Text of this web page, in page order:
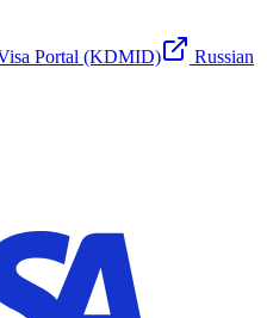
Portal (KDMID)
Russian